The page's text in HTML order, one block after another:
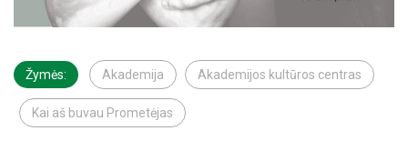
Žymės: Akademija Akademijos kultūros centras
Kai aš buvau Prometėjas